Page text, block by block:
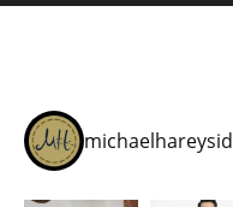
michaelhareysid